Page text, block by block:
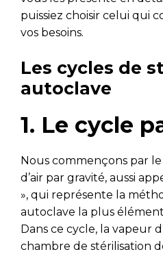
puissiez choisir celui qui
vos besoins.
Les cycles de
autoclave
1. Le cycle
Nous commençons par
d’air par gravité, aussi
», qui représente la
autoclave la plus
Dans ce cycle, la vapeur
chambre de stérilisation